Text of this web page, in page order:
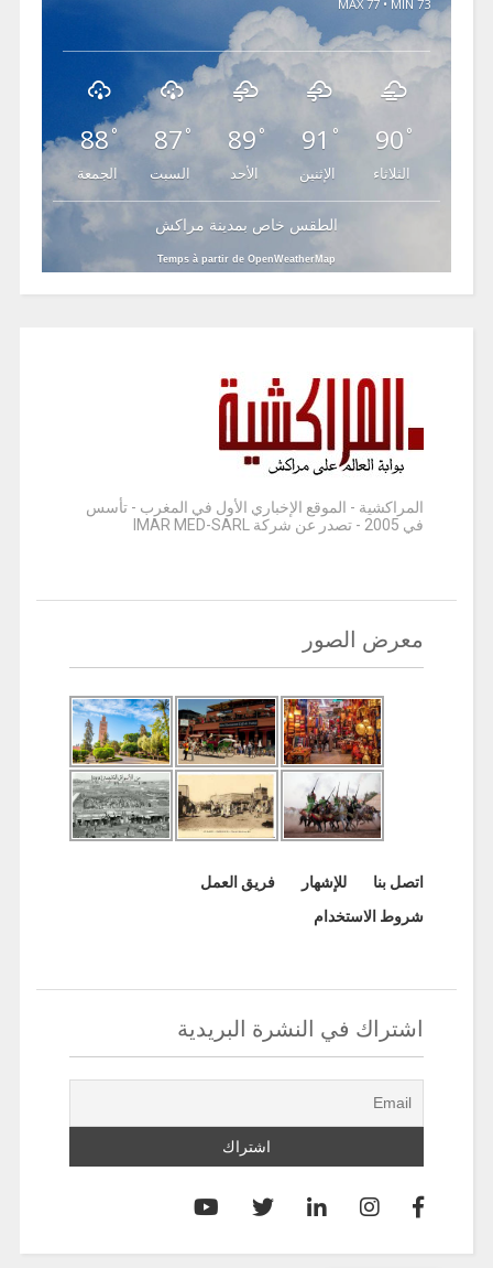
MAX 77 • MIN 73
88°
الجمعة
87 °
السبت
89°
الأحد
91 °
الإثنين
90 °
الثلاثاء
الطقس خاص بمدينة مراكش
Temps à partir de OpenWeatherMap
المراكشية - الموقع الإخباري الأول في المغرب - تأسس
في 2005 - تصدر عن شركة IMAR MED-SARL
معرض الصور
اتصل بنا للإشهار
فريق العمل
شروط الاستخدام
اشتراك في النشرة البريدية